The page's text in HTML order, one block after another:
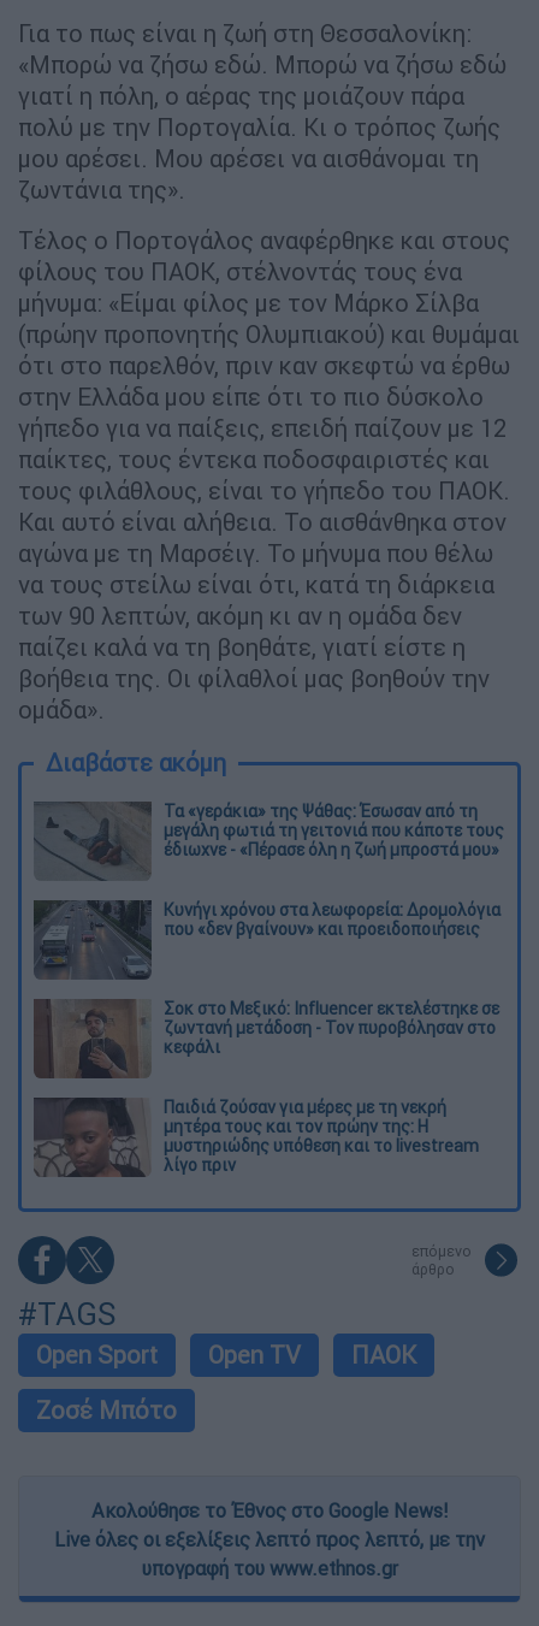
Για το πως είναι η ζωή στη Θεσσαλονίκη:
«Μπορώ να ζήσω εδώ. Μπορώ να ζήσω εδώ
γιατί η πόλη, ο αέρας της μοιάζουν πάρα
πολύ με την Πορτογαλία. Κι ο τρόπος ζωής
μου αρέσει. Μου αρέσει να αισθάνομαι τη
ζωντάνια της».
Τέλος ο Πορτογάλος αναφέρθηκε και στους
φίλους του ΠΑΟΚ, στέλνοντάς τους ένα
μήνυμα: «Είμαι φίλος με τον Μάρκο Σίλβα
(πρώην προπονητής Ολυμπιακού) και θυμάμαι
ότι στο παρελθόν, πριν καν σκεφτώ να έρθω
στην Ελλάδα μου είπε ότι το πιο δύσκολο
γήπεδο για να παίξεις, επειδή παίζουν με 12
παίκτες, τους έντεκα ποδοσφαιριστές και
τους φιλάθλους, είναι το γήπεδο του ΠΑΟΚ.
Και αυτό είναι αλήθεια. Το αισθάνθηκα στον
αγώνα με τη Μαρσέιγ. Το μήνυμα που θέλω
να τους στείλω είναι ότι, κατά τη διάρκεια
των 90 λεπτών, ακόμη κι αν η ομάδα δεν
παίζει καλά να τη βοηθάτε, γιατί είστε η
βοήθεια της. Οι φίλαθλοί μας βοηθούν την
ομάδα».
Διαβάστε ακόμη
Τα «γεράκια» της Ψάθας: Έσωσαν από τη
μεγάλη φωτιά τη γειτονιά που κάποτε τους
έδιωχνε - «Πέρασε όλη η ζωή μπροστά μου»
Κυνήγι χρόνου στα λεωφορεία: Δρομολόγια
που «δεν βγαίνουν» και προειδοποιήσεις
Σοκ στο Μεξικό: Influencer εκτελέστηκε σε
ζωντανή μετάδοση - Τον πυροβόλησαν στο
κεφάλι
Παιδιά ζούσαν για μέρες με τη νεκρή
μητέρα τους και τον πρώην της: Η
μυστηριώδης υπόθεση και το livestream
λίγο πριν
επόμενο
άρθρο
#TAGS
Open Sport Open TV
ΠΑΟΚ
Ζοσέ Μπότο
Ακολούθησε το Έθνος στο Google News!
Live όλες οι εξελίξεις λεπτό προς λεπτό, με την
υπογραφή του www.ethnos.gr